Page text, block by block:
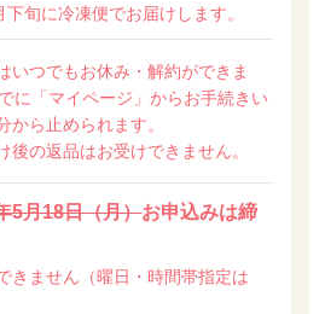
旬に冷凍便でお届けします。
いつでもお休み・解約ができま
に「マイページ」からお手続きい
から止められます。
後の返品はお受けできません。
5月18日（月）お申込みは締
きません（曜日・時間帯指定は